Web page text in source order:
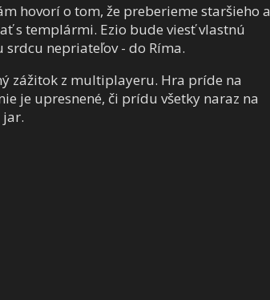
hovorí o tom, že preberieme staršieho a
s templármi. Ezio bude viesť vlastnú
nepriateľov - do Ríma.
zážitok z multiplayeru. Hra príde na
je upresnené, či prídu všetky naraz na
jar.